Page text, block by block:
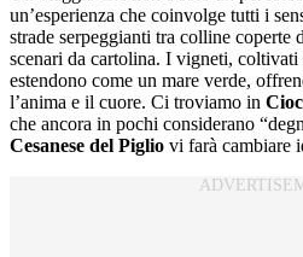
un’esperienza che coinvolge tutti i
strade serpeggianti tra colline
scenari da cartolina. I vigneti, coltivati
estendono come un mare verde,
l’anima e il cuore. Ci troviamo in
che ancora in pochi considerano
Cesanese del Piglio vi farà cambiare